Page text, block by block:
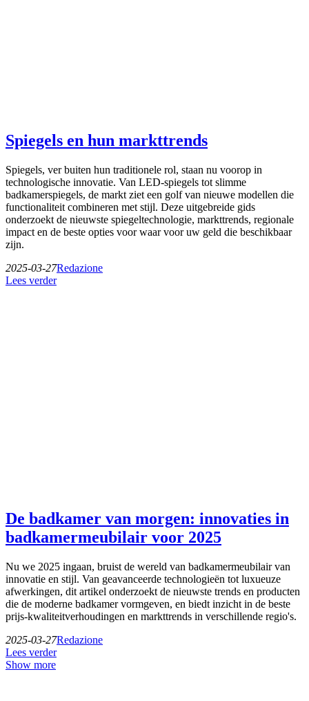
Spiegels en hun markttrends
Spiegels, ver buiten hun traditionele rol, staan nu voorop in
technologische innovatie. Van LED-spiegels tot slimme
badkamerspiegels, de markt ziet een golf van nieuwe modellen die
functionaliteit combineren met stijl. Deze uitgebreide gids
onderzoekt de nieuwste spiegeltechnologie, markttrends, regionale
impact en de beste opties voor waar voor uw geld die beschikbaar
zijn.
2025-03-27Redazione
Lees verder
De badkamer van morgen: innovaties in
badkamermeubilair voor 2025
Nu we 2025 ingaan, bruist de wereld van badkamermeubilair van
innovatie en stijl. Van geavanceerde technologieën tot luxueuze
afwerkingen, dit artikel onderzoekt de nieuwste trends en producten
die de moderne badkamer vormgeven, en biedt inzicht in de beste
prijs-kwaliteitverhoudingen en markttrends in verschillende regio's.
2025-03-27Redazione
Lees verder
Show more